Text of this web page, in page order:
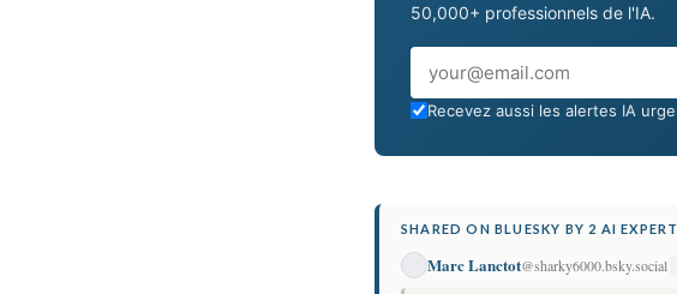
50,000+ professionnels de l'IA.
Email
Recevez aussi les alertes IA
SHARED ON BLUESKY BY 2 AI
Marc Lanctot@sharky6000.bsky.social